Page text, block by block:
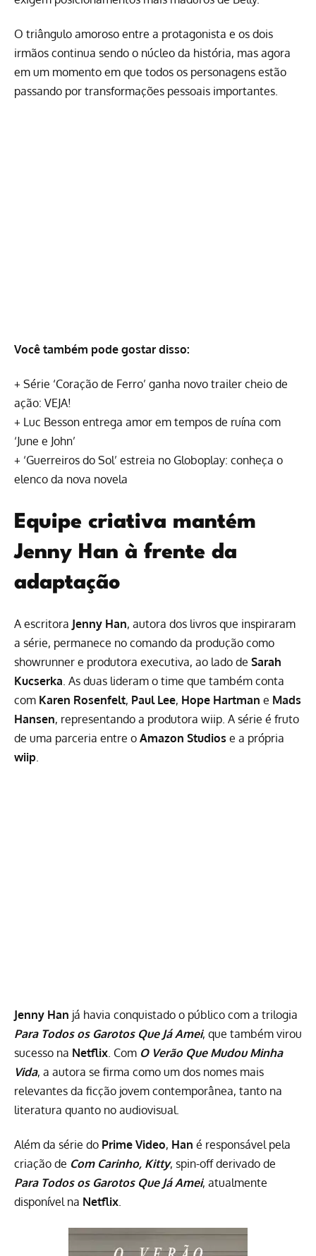
O triângulo amoroso entre a protagonista e os dois
irmãos continua sendo o núcleo da história, mas agora
em um momento em que todos os personagens estão
passando por transformações pessoais importantes.
Você também pode gostar disso:
+ Série ‘Coração de Ferro’ ganha novo trailer cheio de
ação: VEJA!
+ Luc Besson entrega amor em tempos de ruína com
‘June e John’
+ ‘Guerreiros do Sol’ estreia no Globoplay: conheça o
elenco da nova novela
Equipe criativa mantém
Jenny Han à frente da
adaptação
A escritora Jenny Han, autora dos livros que inspiraram
a série, permanece no comando da produção como
showrunner e produtora executiva, ao lado de Sarah
Kucserka . As duas lideram o time que também conta
com Karen Rosenfelt, Paul Lee, Hope Hartman e Mads
Hansen, representando a produtora wiip. A série é fruto
de uma parceria entre o Amazon Studios e a própria
wiip
Jenny Han já havia conquistado o público com a trilogia
Para Todos os Garotos Que Já Amei, que também virou
sucesso na Netflix . Com O Verão Que Mudou Minha
Vida, a autora se firma como um dos nomes mais
relevantes da ficção jovem contemporânea, tanto na
literatura quanto no audiovisual.
Além da série do Prime Video, Han é responsável pela
criação de Com Carinho, Kitty, spin-offderivado de
Para Todos os Garotos Que Já Amei, atualmente
disponível na Netflix.